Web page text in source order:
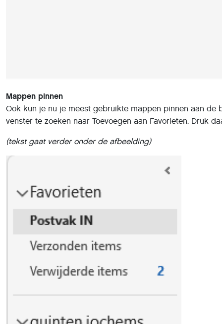
Mappen pinnen
Ook kun je nu je meest gebruikte mappen pinnen aan
venster te zoeken naar Toevoegen aan Favorieten. Druk
(tekst gaat verder onder de afbeelding)